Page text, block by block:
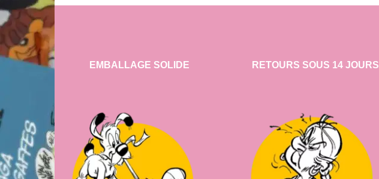
EMBALLAGE SOLIDE RETOURS SOUS 14 JOURS